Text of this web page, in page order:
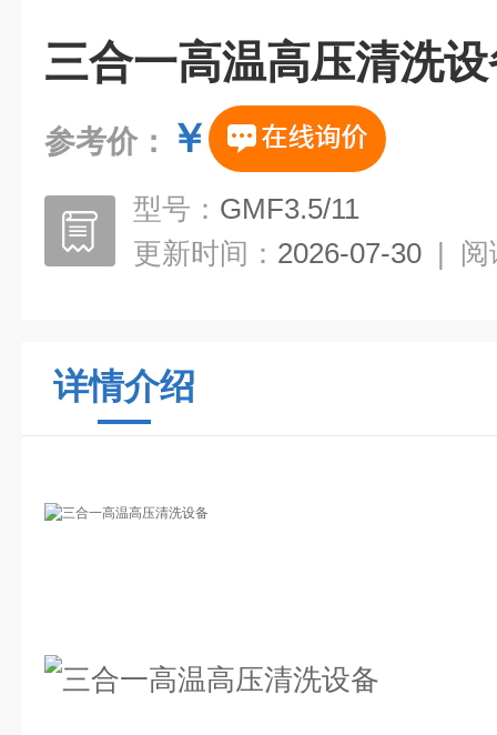
三合一高温高压清洗
参考价： ￥
型号： GMF3.5/11
更新时间： 2026-07-30 | 阅
详情介绍